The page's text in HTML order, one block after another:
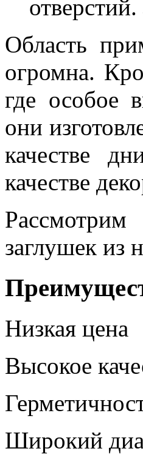
Область
огромна.
где особое
они
качестве
качестве
заглушек из
Низкая цена
Высокое
Широкий